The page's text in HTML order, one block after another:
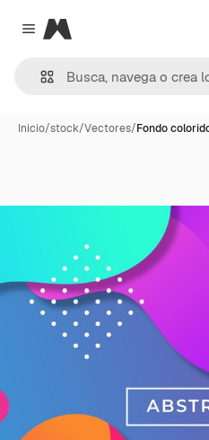
Close menu
Magnific
Inicio/stock/Vectores/Fondo